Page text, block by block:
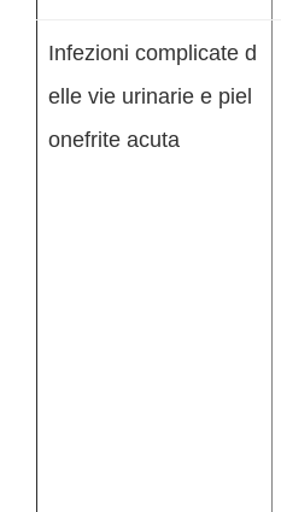
Infezioni complicate d
elle vie urinarie e piel
onefrite acuta